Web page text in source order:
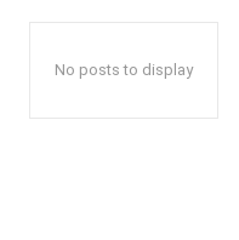
No posts to display